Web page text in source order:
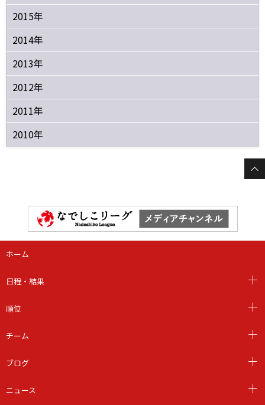
2015年
2014年
2013年
2012年
2011年
2010年
ホーム
日程・結果
順位
チーム
ブログ
ニュース